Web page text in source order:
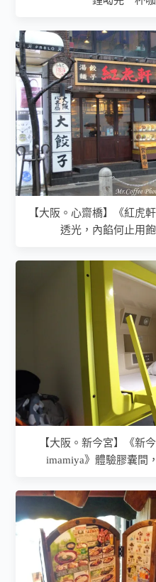
【大阪。心齋橋】《紅虎
透光，內餡何止用
【大阪。新今宮】《新
imamiya》體驗膠囊間